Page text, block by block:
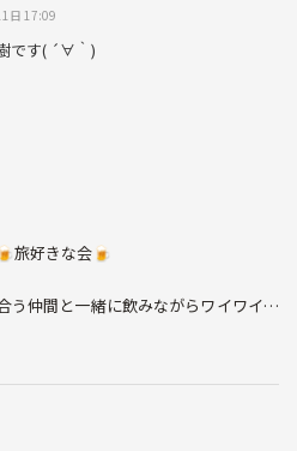
日 17:09
です( ´∀｀)
旅好きな会🍺
う仲間と一緒に飲みながらワイワイす